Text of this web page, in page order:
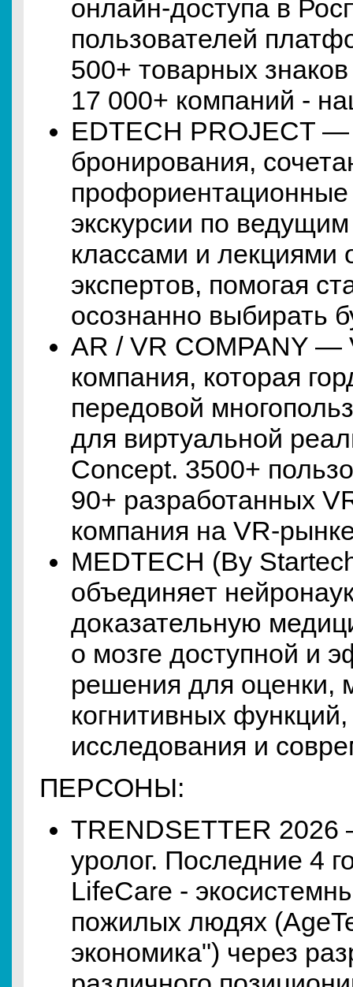
онлайн-доступа в
пользователей
500+ товарных
17 000+ компаний -
EDTECH PROJECT
бронирования,
экскурсии по
классами и лекциями
экспертов, помогая
осознанно выбирать
AR / VR COMPANY —
компания, которая
передовой
для виртуальной
Concept. 3500+
90+ разработанных
компания на VR-
MEDTECH (By
объединяет
доказательную
о мозге доступной и
решения для оценки,
когнитивных
исследования и
ПЕРСОНЫ:
TRENDSETTER
уролог. Последние 4
LifeCare -
пожилых людях
экономика") через